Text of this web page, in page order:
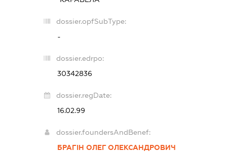
dossier.opfSubType:
-
dossier.edrpo:
30342836
dossier.regDate:
16.02.99
dossier.foundersAndBenef:
БРАГІН ОЛЕГ ОЛЕКСАНДРОВИЧ